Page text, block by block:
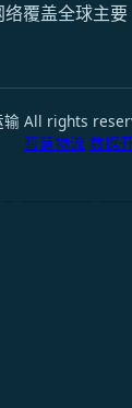
覆盖全球主要
All rights
智慧物流 数据